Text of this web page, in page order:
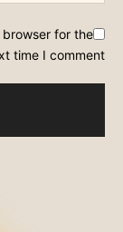
browser for the
time I comment.